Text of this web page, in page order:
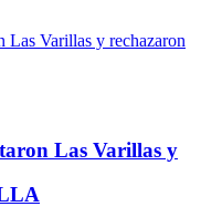
Las Varillas y